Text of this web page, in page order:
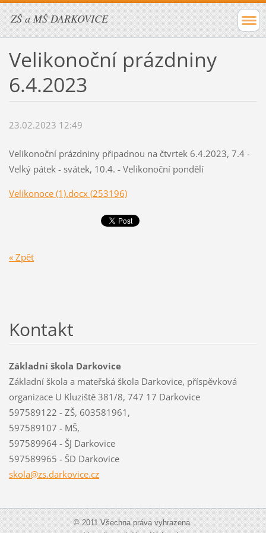
ZŠ a MŠ DARKOVICE
Velikonoční prázdniny
6.4.2023
23.02.2023 12:49
Velikonoční prázdniny připadnou na čtvrtek 6.4.2023, 7.4 -
Velký pátek - svátek, 10.4. - Velikonoční pondělí
Velikonoce (1).docx (253196)
« Zpět
Kontakt
Základní škola Darkovice
Základní škola a mateřská škola Darkovice, příspěvková
organizace U Kluziště 381/8, 747 17 Darkovice
597589122 - ZŠ, 603581961,
597589107 - MŠ,
597589964 - ŠJ Darkovice
597589965 - ŠD Darkovice
skola@zs.darkovice.cz
© 2011 Všechna práva vyhrazena.